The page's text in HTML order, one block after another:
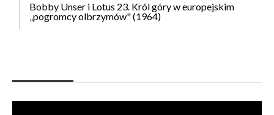
Bobby Unser i Lotus 23. Król góry w europejskim
„pogromcy olbrzymów" (1964)